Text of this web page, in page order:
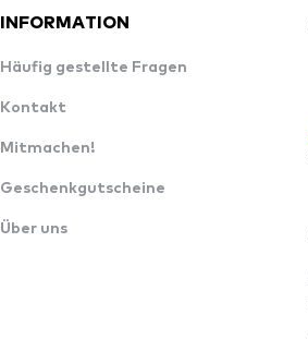
INFORMATION
Häufig gestellte Fragen
Kontakt
Mitmachen!
Geschenkgutscheine
Über uns